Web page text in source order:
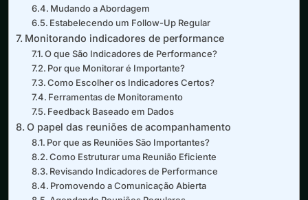
Mudando a Abordagem
Estabelecendo um Follow-Up Regular
Monitorando indicadores de performance
O que São Indicadores de Performance?
Por que Monitorar é Importante?
Como Escolher os Indicadores Certos?
Ferramentas de Monitoramento
Feedback Baseado em Dados
O papel das reuniões de acompanhamento
Por que as Reuniões São Importantes?
Como Estruturar uma Reunião Eficiente
Revisando Indicadores de Performance
Promovendo a Comunicação Abierta